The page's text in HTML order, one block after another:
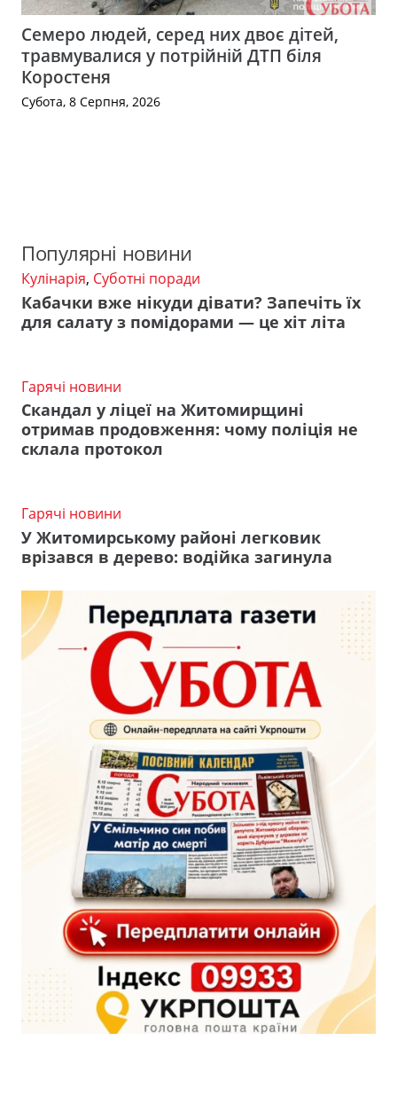
Семеро людей, серед них двоє дітей,
травмувалися у потрійній ДТП біля
Коростеня
Субота, 8 Серпня, 2026
Популярні новини
Кулінарія, Суботні поради
Кабачки вже нікуди дівати? Запечіть їх
для салату з помідорами — це хіт літа
Гарячі новини
Скандал у ліцеї на Житомирщині
отримав продовження: чому поліція не
склала протокол
Гарячі новини
У Житомирському районі легковик
врізався в дерево: водійка загинула